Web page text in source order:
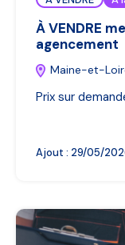
À VENDRE
agencement
Maine-et-
Prix sur
Ajout : 29/05/